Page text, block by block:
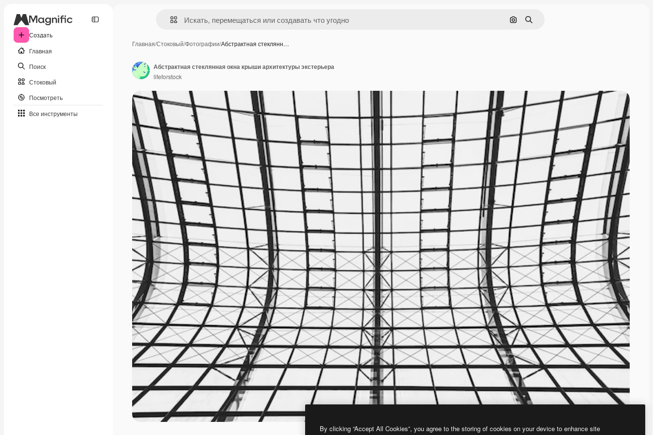
Создать
Главная
Поиск
Стоковый
Посмотреть
Все инструменты
Поиск по изображению
Поиск
Главная/Стоковый/Фотографии/Абстрактная стеклянн…
Абстрактная стеклянная окна крыши архитектуры экстерьера
lifeforstock
By clicking “Accept All Cookies”, you agree to the storing of cookies on your device to enhance site